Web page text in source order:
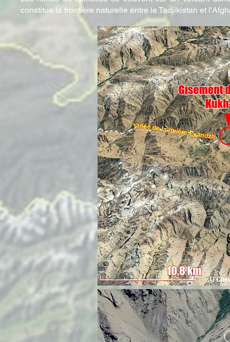
constitue la frontière naturelle entre le Tadjikistan et